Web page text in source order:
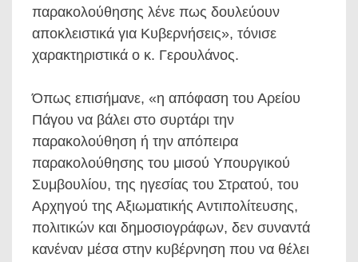
παρακολούθησης λένε πως δουλεύουν
αποκλειστικά για Κυβερνήσεις», τόνισε
χαρακτηριστικά ο κ. Γερουλάνος.
Όπως επισήμανε, «η απόφαση του Αρείου
Πάγου να βάλει στο συρτάρι την
παρακολούθηση ή την απόπειρα
παρακολούθησης του μισού Υπουργικού
Συμβουλίου, της ηγεσίας του Στρατού, του
Αρχηγού της Αξιωματικής Αντιπολίτευσης,
πολιτικών και δημοσιογράφων, δεν συναντά
κανέναν μέσα στην κυβέρνηση που να θέλει